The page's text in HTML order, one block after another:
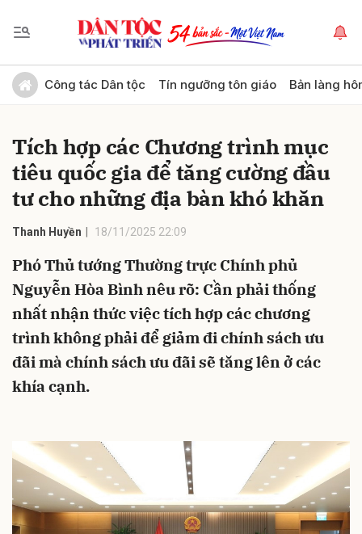
Công tác Dân tộc Tín ngưỡng tôn giáo Bản làng
Tích hợp các Chương trình mục
tiêu quốc gia để tăng cường đầu
tư cho những địa bàn khó khăn
Thanh Huyền 18/11/2025 22:09
Phó Thủ tướng Thường trực Chính phủ
Nguyễn Hòa Bình nêu rõ: Cần phải thống
nhất nhận thức việc tích hợp các chương
trình không phải để giảm đi chính sách ưu
đãi mà chính sách ưu đãi sẽ tăng lên ở các
khía cạnh.
Gửi bình luận